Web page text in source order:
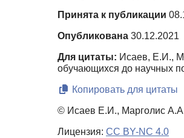
Принята к публикации
Опубликована 30.12.2021
Для цитаты: Исаев, Е.И.,
обучающихся до научных
Копировать для цитаты
© Исаев Е.И., Марголис
Лицензия: CC BY-NC 4.0